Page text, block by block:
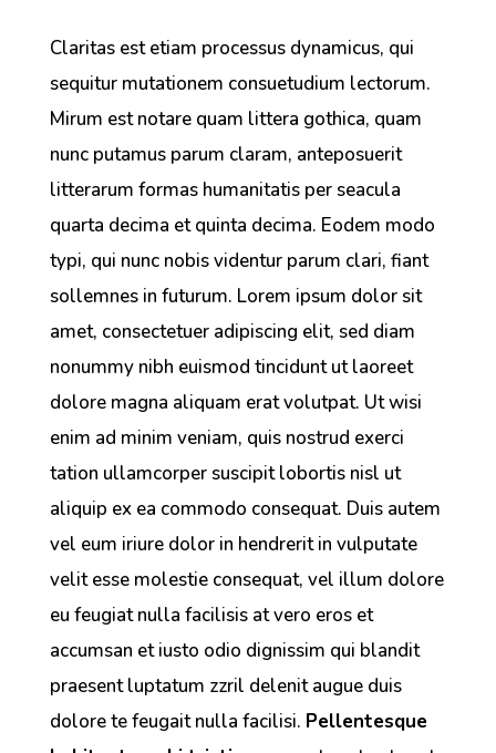
Claritas est etiam processus dynamicus, qui
sequitur mutationem consuetudium lectorum.
Mirum est notare quam littera gothica, quam
nunc putamus parum claram, anteposuerit
litterarum formas humanitatis per seacula
quarta decima et quinta decima. Eodem modo
typi, qui nunc nobis videntur parum clari, fiant
sollemnes in futurum. Lorem ipsum dolor sit
amet, consectetuer adipiscing elit, sed diam
nonummy nibh euismod tincidunt ut laoreet
dolore magna aliquam erat volutpat. Ut wisi
enim ad minim veniam, quis nostrud exerci
tation ullamcorper suscipit lobortis nisl ut
aliquip ex ea commodo consequat. Duis autem
vel eum iriure dolor in hendrerit in vulputate
velit esse molestie consequat, vel illum dolore
eu feugiat nulla facilisis at vero eros et
accumsan et iusto odio dignissim qui blandit
praesent luptatum zzril delenit augue duis
dolore te feugait nulla facilisi. Pellentesque